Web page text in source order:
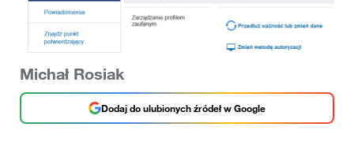
Michał Rosiak
Dodaj do ulubionych źródeł w Google